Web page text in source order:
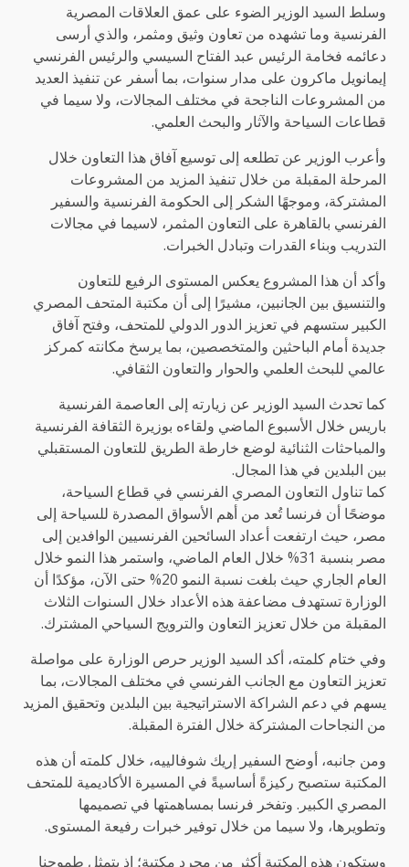
وسلط السيد الوزير الضوء على عمق العلاقات المصرية
الفرنسية وما تشهده من تعاون وثيق ومثمر، والذي أرسى
دعائمه فخامة الرئيس عبد الفتاح السيسي والرئيس الفرنسي
إيمانويل ماكرون على مدار سنوات، بما أسفر عن تنفيذ العديد
من المشروعات الناجحة في مختلف المجالات، ولا سيما في
قطاعات السياحة والآثار والبحث العلمي.
وأعرب الوزير عن تطلعه إلى توسيع آفاق هذا التعاون خلال
المرحلة المقبلة من خلال تنفيذ المزيد من المشروعات
المشتركة، وموجهًا الشكر إلى الحكومة الفرنسية والسفير
الفرنسي بالقاهرة على التعاون المثمر، لاسيما في مجالات
التدريب وبناء القدرات وتبادل الخبرات.
وأكد أن هذا المشروع يعكس المستوى الرفيع للتعاون
والتنسيق بين الجانبين، مشيرًا إلى أن مكتبة المتحف المصري
الكبير ستسهم في تعزيز الدور الدولي للمتحف، وفتح آفاق
جديدة أمام الباحثين والمتخصصين، بما يرسخ مكانته كمركز
عالمي للبحث العلمي والحوار والتعاون الثقافي.
كما تحدث السيد الوزير عن زيارته إلى العاصمة الفرنسية
باريس خلال الأسبوع الماضي ولقاءه بوزيرة الثقافة الفرنسية
والمباحثات الثنائية لوضع خارطة الطريق للتعاون المستقبلي
بين البلدين في هذا المجال.
كما تناول التعاون المصري الفرنسي في قطاع السياحة،
موضحًا أن فرنسا تُعد من أهم الأسواق المصدرة للسياحة إلى
مصر، حيث ارتفعت أعداد السائحين الفرنسيين الوافدين إلى
مصر بنسبة 31% خلال العام الماضي، واستمر هذا النمو خلال
العام الجاري حيث بلغت نسبة النمو 20% حتى الآن، مؤكدًا أن
الوزارة تستهدف مضاعفة هذه الأعداد خلال السنوات الثلاث
المقبلة من خلال تعزيز التعاون والترويج السياحي المشترك.
وفي ختام كلمته، أكد السيد الوزير حرص الوزارة على مواصلة
تعزيز التعاون مع الجانب الفرنسي في مختلف المجالات، بما
يسهم في دعم الشراكة الاستراتيجية بين البلدين وتحقيق المزيد
من النجاحات المشتركة خلال الفترة المقبلة.
ومن جانبه، أوضح السفير إريك شوفالييه، خلال كلمته أن هذه
المكتبة ستصبح ركيزةً أساسيةً في المسيرة الأكاديمية للمتحف
المصري الكبير. وتفخر فرنسا بمساهمتها في تصميمها
وتطويرها، ولا سيما من خلال توفير خبرات رفيعة المستوى.
وستكون هذه المكتبة أكثر من مجرد مكتبة؛ إذ يتمثل طموحنا